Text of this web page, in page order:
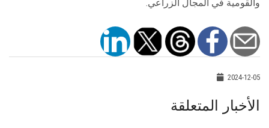
والقومية في المجال الزراعي.
2024-12-05
الأخبار المتعلقة